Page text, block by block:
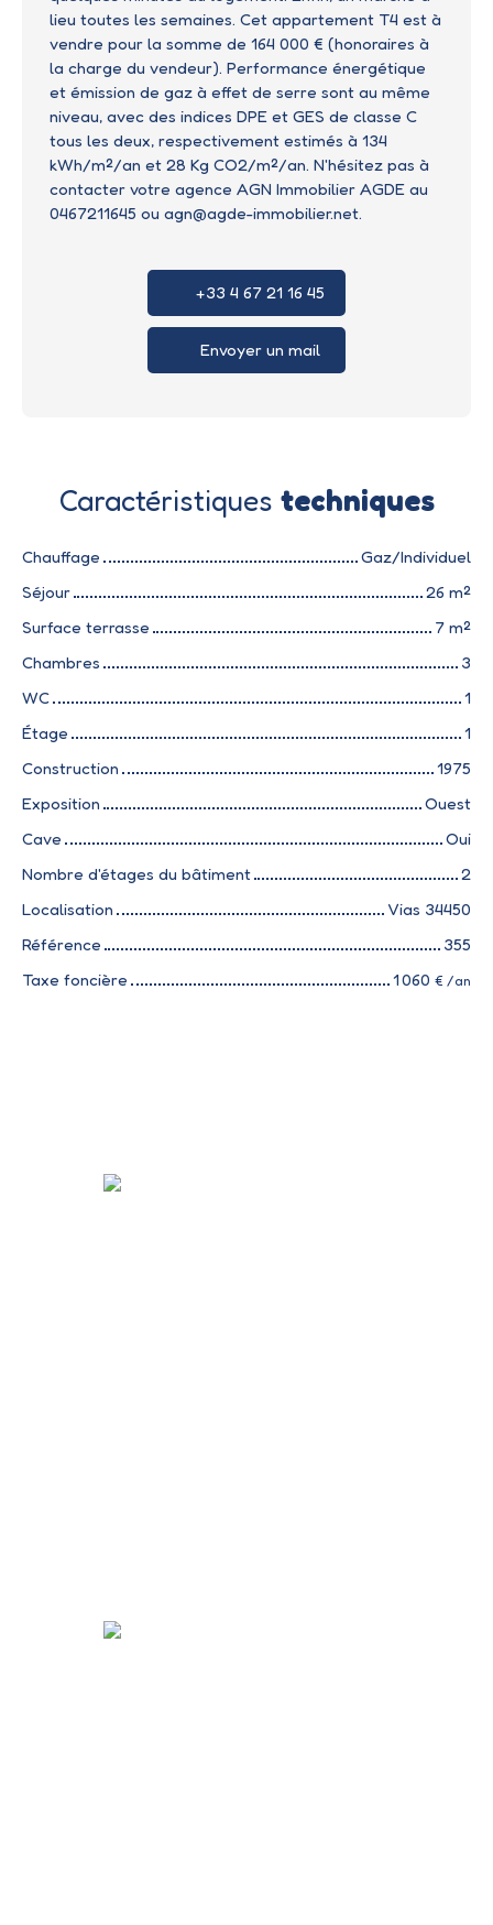
lieu toutes les semaines. Cet appartement T4 est à
vendre pour la somme de 164 000 € (honoraires à
la charge du vendeur). Performance énergétique
et émission de gaz à effet de serre sont au même
niveau, avec des indices DPE et GES de classe C
tous les deux, respectivement estimés à 134
kWh/m²/an et 28 Kg CO2/m²/an. N'hésitez pas à
contacter votre agence AGN Immobilier AGDE au
0467211645 ou agn@agde-immobilier.net.
+33 4 67 21 16 45
Envoyer un mail
Caractéristiques techniques
Chauffage
Gaz/Individuel
Séjour
26 m²
Surface terrasse
7 m²
Chambres
3
WC
1
Étage
1
Construction
1975
Exposition
Ouest
Cave
Oui
Nombre d'étages du bâtiment
2
Localisation
Vias 34450
Référence
355
Taxe foncière
1 060 € /an